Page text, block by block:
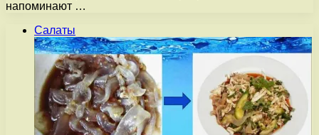
напоминают …
Салаты